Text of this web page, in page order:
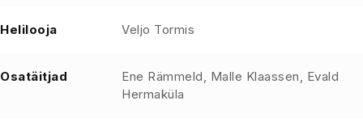
Helilooja Veljo Tormis
Osatäitjad
Ene Rämmeld, Malle Klaassen, Evald
Hermaküla